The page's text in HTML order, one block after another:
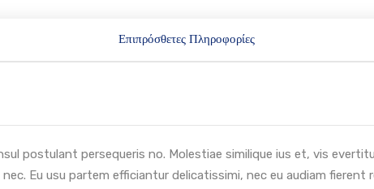
Επιπρόσθετες Πληροφορίες
postulant persequeris no. Molestiae similique ius et, vis
Eu usu partem efficiantur delicatissimi, nec eu audiam